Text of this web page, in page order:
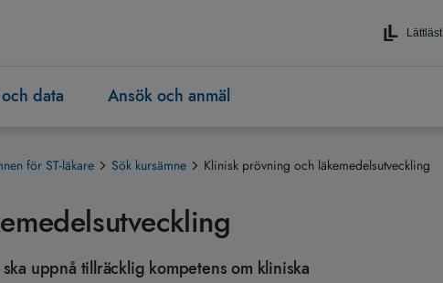
Lättläst
data Ansök och anmäl
för ST-läkare Sök kursämne Klinisk prövning och läkemedelsutveckling
uppnå tillräcklig kompetens om kliniska